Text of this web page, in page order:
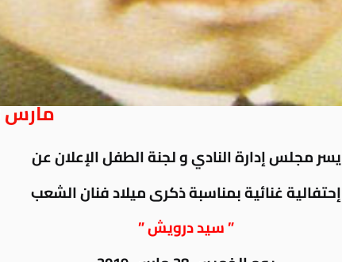
مارس 23, 2019
يسر مجلس إدارة النادي و لجنة الطفل الإعلان عن
إحتفالية غنائية بمناسبة ذكرى ميلاد فنان الشعب
” سيد درويش ”